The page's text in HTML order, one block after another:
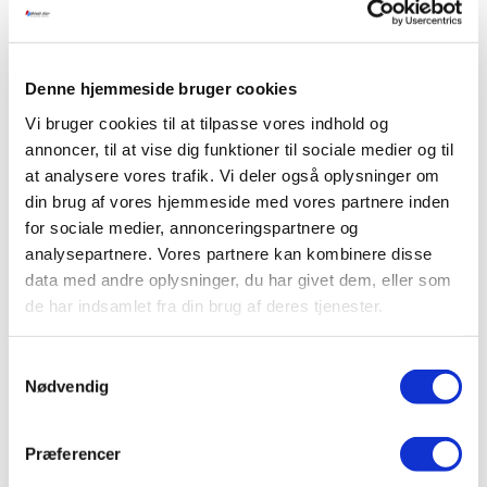
Denne hjemmeside bruger cookies
Vi bruger cookies til at tilpasse vores indhold og
annoncer, til at vise dig funktioner til sociale medier og til
at analysere vores trafik. Vi deler også oplysninger om
din brug af vores hjemmeside med vores partnere inden
for sociale medier, annonceringspartnere og
analysepartnere. Vores partnere kan kombinere disse
data med andre oplysninger, du har givet dem, eller som
de har indsamlet fra din brug af deres tjenester.
Nødvendig
Præferencer
Samsung Nordic WindFree™ GEO S2 er det oplagte
varmepumpe, der passer til nordiske forhold – og til
din hverdag. Med banebrydende teknologi, lavt
energiforbrug og høj komfort er den klar til at tage
dit indeklima til næste niveau.
Kontakt enproduktrådgiverfor mere information.
Produktblad
opdateret, men kan ikke garantere for at det er de seneste versioner af
forbindelse med brug af produktblade, manualer, databøger og CE
dokumentation der er hentet på hjemmesiden. Der henvises til